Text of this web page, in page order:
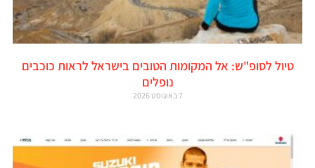
טיול לסופ"ש: אל המקומות הטובים בישראל לראות כוכבים
נופלים
7 באוגוסט 2026